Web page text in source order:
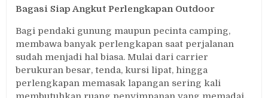
Bagasi Siap Angkut Perlengkapan Outdoor
Bagi pendaki gunung maupun pecinta camping,
membawa banyak perlengkapan saat perjalanan
sudah menjadi hal biasa. Mulai dari carrier
berukuran besar, tenda, kursi lipat, hingga
perlengkapan memasak lapangan sering kali